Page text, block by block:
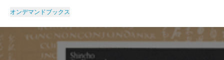
オンデマンドブックス